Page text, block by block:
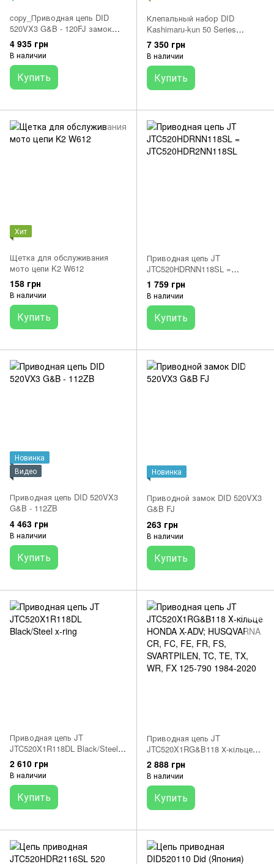
copy_Приводная цепь DID
520VX3 G&B - 120FJ замок
под защелку
4 935 грн
В наличии
Купить
Клепальный набор DID
Kashimaru-kun 50 Series
KM500R Daido Kogyo Co., Ltd.
DID (выпрессовка-
запрессовка)
7 350 грн
В наличии
Купить
Хит
Щетка для обслуживания
мото цепи K2 W612
158 грн
В наличии
Купить
Приводная цепь JT
JTC520HDRNN118SL =
JTC520HDR2NN118SL
1 759 грн
В наличии
Купить
Новинка
Видео
Приводная цепь DID 520VX3
G&B - 112ZB
4 463 грн
В наличии
Купить
Новинка
Приводной замок DID 520VX3
G&B FJ
263 грн
В наличии
Купить
Приводная цепь JT
JTC520X1R118DL Black/Steel
x-ring
2 610 грн
В наличии
Купить
Приводная цепь JT
JTC520X1RG&B118 Х-кільце
HONDA X-ADV; HUSQVARNA
CR, FC, FE, FR, FS,
SVARTPILEN, TC, TE, TX, WR,
FX 125-790 1984-2020
2 888 грн
В наличии
Купить